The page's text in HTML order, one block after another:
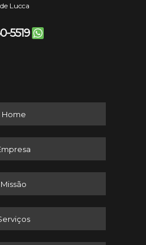
Lucca
5519
Home
Missão